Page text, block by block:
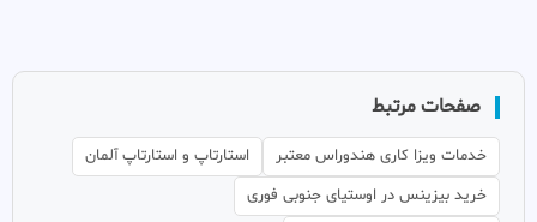
صفحات مرتبط
خدمات ویزا کاری هندوراس معتبر
استارتاپ و استارتاپ آلمان
خرید بیزینس در اوستیای جنوبی فوری